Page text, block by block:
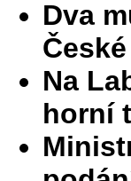
Dva
Na
horní